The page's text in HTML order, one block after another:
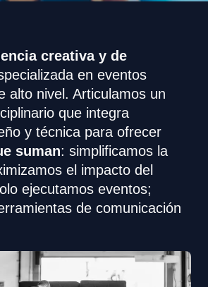
creativa y de
en eventos
alto nivel. Articulamos un
que integra
y técnica para ofrecer
suman: simplificamos la
el impacto del
ejecutamos eventos;
de comunicación